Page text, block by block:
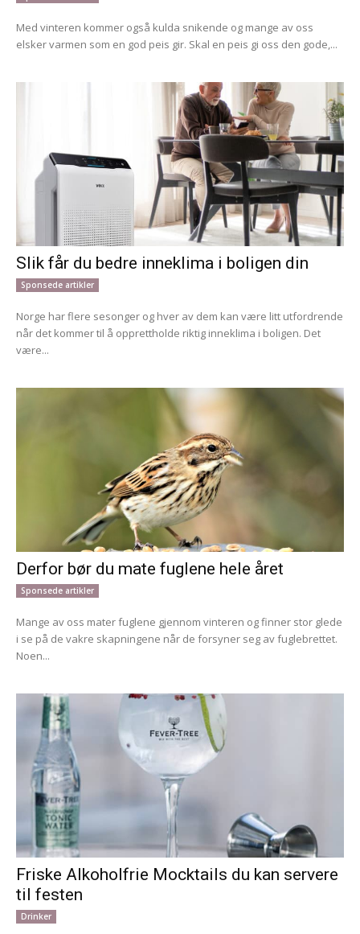
Med vinteren kommer også kulda snikende og mange av oss
elsker varmen som en god peis gir. Skal en peis gi oss den gode,...
Slik får du bedre inneklima i boligen din
Sponsede artikler
Norge har flere sesonger og hver av dem kan være litt utfordrende
når det kommer til å opprettholde riktig inneklima i boligen. Det
være...
Derfor bør du mate fuglene hele året
Sponsede artikler
Mange av oss mater fuglene gjennom vinteren og finner stor glede
i se på de vakre skapningene når de forsyner seg av fuglebrettet.
Noen...
Friske Alkoholfrie Mocktails du kan servere
til festen
Drinker